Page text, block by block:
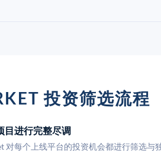
投资筛选流程
目进行完整尽调
对每个上线平台的投资机会都进行筛选与